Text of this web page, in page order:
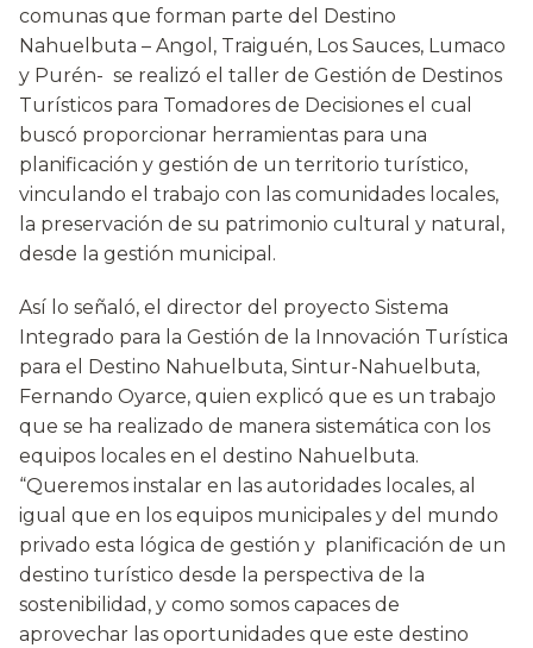
comunas que forman parte del Destino
Nahuelbuta – Angol, Traiguén, Los Sauces, Lumaco
y Purén- se realizó el taller de Gestión de Destinos
Turísticos para Tomadores de Decisiones el cual
buscó proporcionar herramientas para una
planificación y gestión de un territorio turístico,
vinculando el trabajo con las comunidades locales,
la preservación de su patrimonio cultural y natural,
desde la gestión municipal.
Así lo señaló, el director del proyecto Sistema
Integrado para la Gestión de la Innovación Turística
para el Destino Nahuelbuta, Sintur-Nahuelbuta,
Fernando Oyarce, quien explicó que es un trabajo
que se ha realizado de manera sistemática con los
equipos locales en el destino Nahuelbuta.
“Queremos instalar en las autoridades locales, al
igual que en los equipos municipales y del mundo
privado esta lógica de gestión y planificación de un
destino turístico desde la perspectiva de la
sostenibilidad, y como somos capaces de
aprovechar las oportunidades que este destino